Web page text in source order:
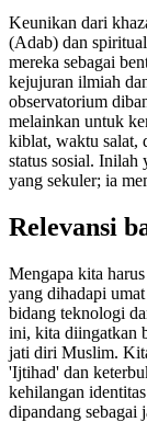
Keunikan dari
(Adab) dan
mereka sebagai
kejujuran ilmiah
observatorium
melainkan untuk
kiblat, waktu salat,
status sosial. Inilah
yang sekuler; ia
Relevansi
Mengapa kita
yang dihadapi
bidang teknologi
ini, kita diingatkan
jati diri Muslim.
'Ijtihad' dan
kehilangan
dipandang sebagai